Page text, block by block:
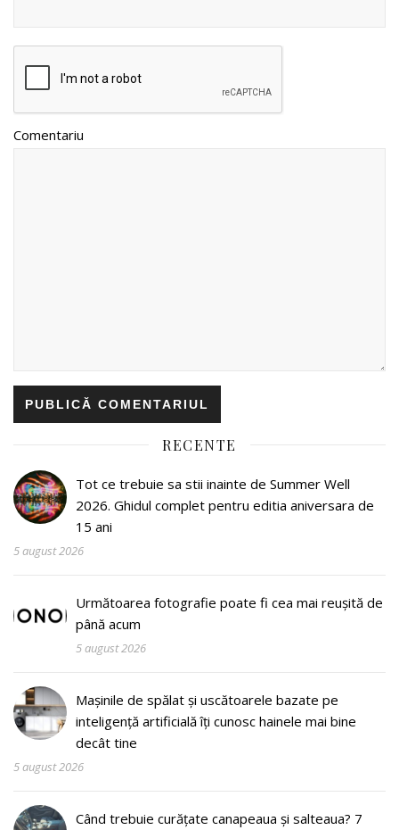
Comentariu
RECENTE
Tot ce trebuie sa stii inainte de Summer Well
2026. Ghidul complet pentru editia aniversara de
15 ani
5 august 2026
Următoarea fotografie poate fi cea mai reușită de
până acum
5 august 2026
Mașinile de spălat și uscătoarele bazate pe
inteligență artificială îți cunosc hainele mai bine
decât tine
5 august 2026
Când trebuie curățate canapeaua și salteaua? 7